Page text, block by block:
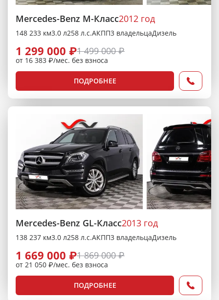
Mercedes-Benz M-Класс2012 год
148 233 км3.0 л258 л.с.АКПП3 владельцаДизель
1 299 000 ₽1 499 000 ₽
от 16 383 ₽/мес. без взноса
ПОДРОБНЕЕ
Mercedes-Benz GL-Класс2013 год
138 237 км3.0 л258 л.с.АКПП3 владельцаДизель
1 669 000 ₽1 869 000 ₽
от 21 050 ₽/мес. без взноса
ПОДРОБНЕЕ